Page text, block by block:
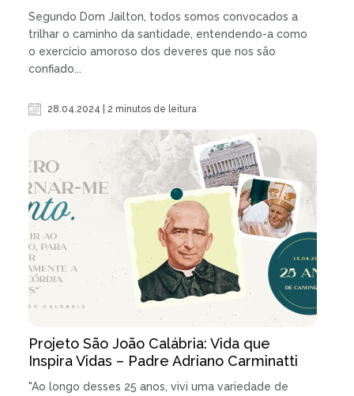
Segundo Dom Jailton, todos somos convocados a
trilhar o caminho da santidade, entendendo-a como
o exercício amoroso dos deveres que nos são
confiado...
28.04.2024 | 2 minutos de leitura
Projeto São João Calábria: Vida que
Inspira Vidas – Padre Adriano Carminatti
"Ao longo desses 25 anos, vivi uma variedade de